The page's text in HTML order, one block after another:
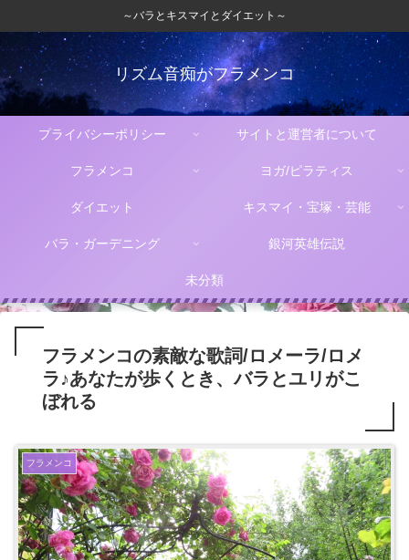
～バラとキスマイとダイエット～
リズム音痴がフラメンコ
プライバシーポリシー サイトと運営者について
フラメンコ ヨガ/ピラティス
ダイエット キスマイ・宝塚・芸能
バラ・ガーデニング 銀河英雄伝説
未分類
フラメンコの素敵な歌詞/ロメーラ/ロメ
ラ♪あなたが歩くとき、バラとユリがこ
ぼれる
フラメンコ